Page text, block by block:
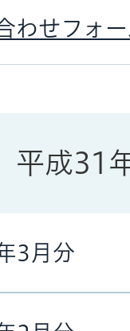
わせフォー
平成31
3月分